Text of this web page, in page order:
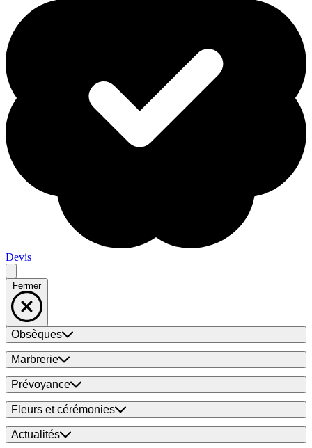
Devis
Fermer
Obsèques
Marbrerie
Prévoyance
Fleurs et cérémonies
Actualités